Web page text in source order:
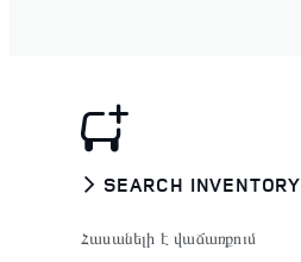
SEARCH INVENTORY
Հասանելի է վաճառքում